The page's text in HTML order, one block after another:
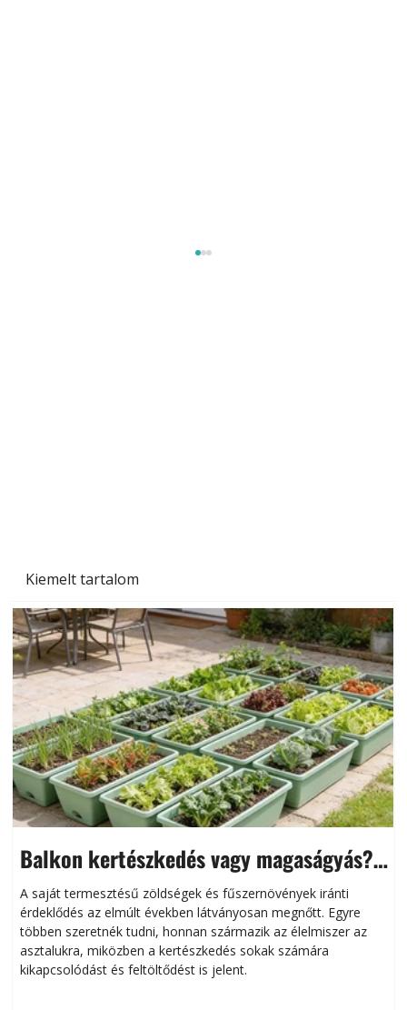
Kiemelt tartalom
Balkon kertészkedés vagy magaságyás?
Helytakarékos kertészkedés
A saját termesztésű zöldségek és fűszernövények iránti
érdeklődés az elmúlt években látványosan megnőtt. Egyre
többen szeretnék tudni, honnan származik az élelmiszer az
asztalukra, miközben a kertészkedés sokak számára
kikapcsolódást és feltöltődést is jelent.